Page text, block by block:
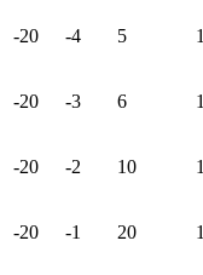
-20 -4 5 1
-20 -3 6 1
-20 -2 10 1
-20 -1 20 1